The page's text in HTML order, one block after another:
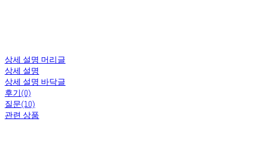
상세 설명 머리글
상세 설명
상세 설명 바닥글
후기(0)
질문(10)
관련 상품